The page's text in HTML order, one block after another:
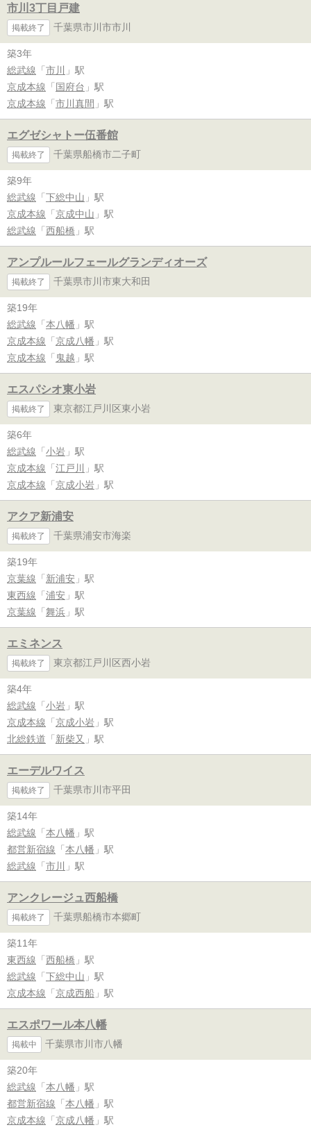
市川3丁目戸建
掲載終了 千葉県市川市市川
築3年
総武線 「 市川
」駅
京成本線 「 国府台 」駅
京成本線 「 市川真間 」駅
エグゼシャトー伍番館
掲載終了 千葉県船橋市二子町
築9年
総武線 「 下総中山 」駅
京成本線 「 京成中山 」駅
総武線 「 西船橋 」駅
アンプルールフェールグランディオーズ
掲載終了 千葉県市川市東大和田
築19年
総武線 「 本八幡 」駅
京成本線 「 京成八幡 」駅
京成本線 「 鬼越 」駅
エスパシオ東小岩
掲載終了 東京都江戸川区東小岩
築6年
総武線 「 小岩 」駅
京成本線 「 江戸川
」駅
京成本線 「 京成小岩 」駅
アクア新浦安
掲載終了 千葉県浦安市海楽
築19年
京葉線 「 新浦安 」駅
東西線 「 浦安 」駅
京葉線 「 舞浜 」駅
エミネンス
掲載終了 東京都江戸川区西小岩
築4年
総武線 「 小岩 」駅
京成本線 「 京成小岩 」駅
北総鉄道 「 新柴又 」駅
エーデルワイス
掲載終了 千葉県市川市平田
築14年
総武線 「 本八幡 」駅
都営新宿線 「 本八幡 」駅
総武線 「 市川 」駅
アンクレージュ西船橋
掲載終了 千葉県船橋市本郷町
築11年
東西線 「 西船橋 」駅
総武線 「 下総中山 」駅
京成本線 「 京成西船 」駅
エスポワール本八幡
掲載中 千葉県市川市八幡
築20年
総武線 「 本八幡 」駅
都営新宿線 「 本八幡 」駅
京成本線 「 京成八幡 」駅